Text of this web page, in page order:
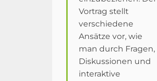
Vortrag stellt
verschiedene
Ansätze vor, wie
man durch Fragen,
Diskussionen und
interaktive